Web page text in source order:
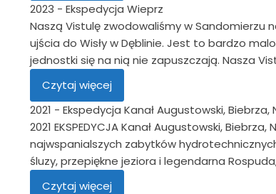
2023 - Ekspedycja Wieprz
Naszą Vistulę zwodowaliśmy w Sandomierzu
ujścia do Wisły w Dęblinie. Jest to bardzo
jednostki się na nią nie zapuszczają. Nasza
Czytaj więcej
2021 - Ekspedycja Kanał Augustowski, Biebrza,
2021 EKSPEDYCJA Kanał Augustowski,
najwspanialszych zabytków
śluzy, przepiękne jeziora i legendarna
Czytaj więcej